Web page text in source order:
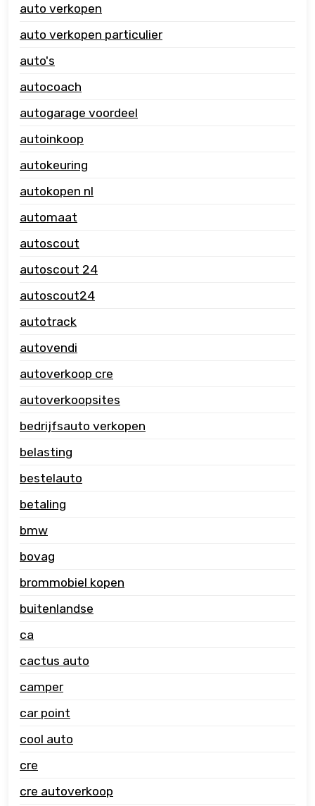
auto verkopen
auto verkopen particulier
auto's
autocoach
autogarage voordeel
autoinkoop
autokeuring
autokopen nl
automaat
autoscout
autoscout 24
autoscout24
autotrack
autovendi
autoverkoop cre
autoverkoopsites
bedrijfsauto verkopen
belasting
bestelauto
betaling
bmw
bovag
brommobiel kopen
buitenlandse
ca
cactus auto
camper
car point
cool auto
cre
cre autoverkoop